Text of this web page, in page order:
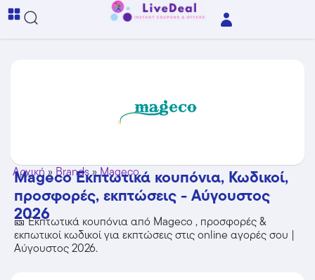
Αρχική»Brands»Mageco
Mageco Εκπτωτικά κουπόνια, Κωδικοί,
προσφορές, εκπτώσεις - Αύγουστος
2026
🎫 Εκπτωτικά κουπόνια από Mageco , προσφορές &
εκπωτικοί κωδικοί για εκπτώσεις στις online αγορές σου |
Αύγουστος 2026.